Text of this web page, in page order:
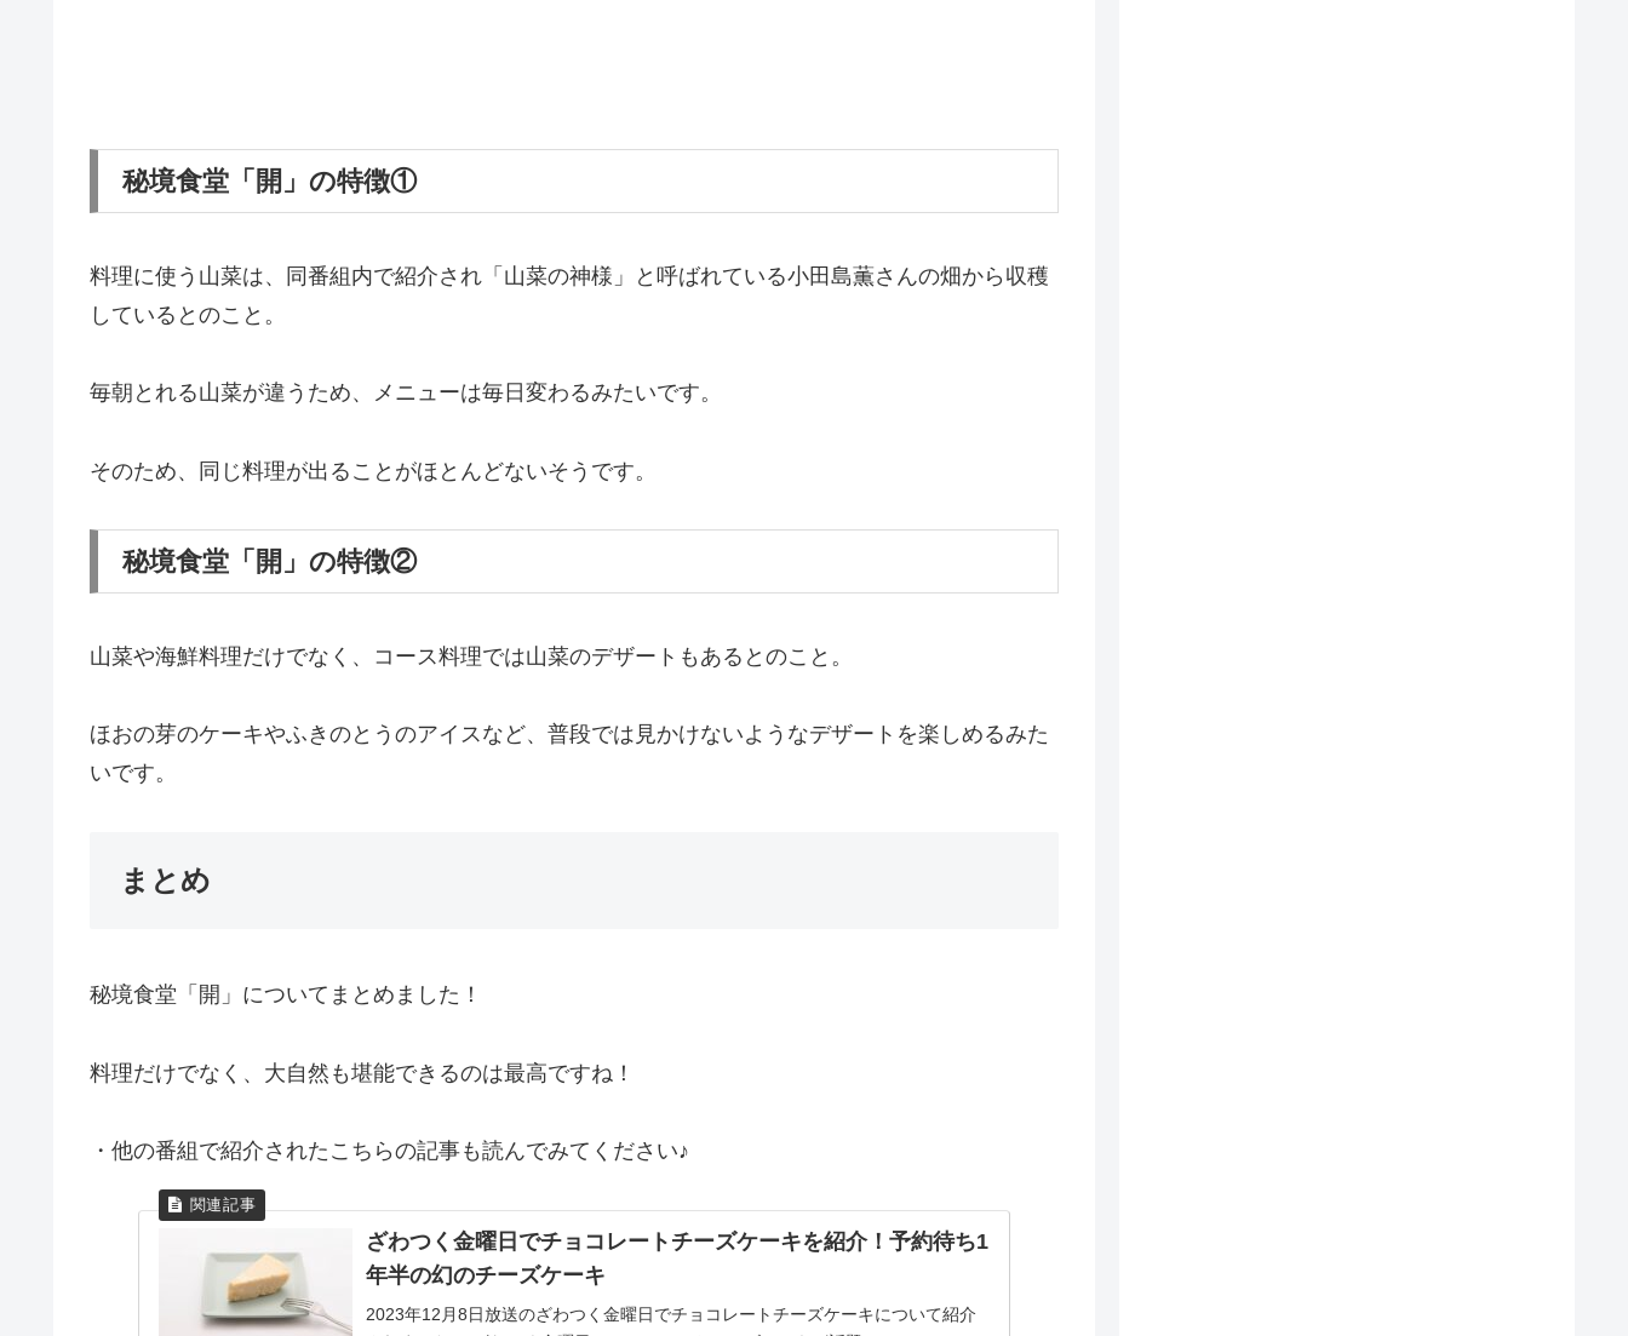
秘境食堂「開」の特徴①
料理に使う山菜は、同番組内で紹介され「山菜の神様」と呼ばれている小田島薫さんの畑から収穫
しているとのこと。
毎朝とれる山菜が違うため、メニューは毎日変わるみたいです。
そのため、同じ料理が出ることがほとんどないそうです。
秘境食堂「開」の特徴②
山菜や海鮮料理だけでなく、コース料理では山菜のデザートもあるとのこと。
ほおの芽のケーキやふきのとうのアイスなど、普段では見かけないようなデザートを楽しめるみた
いです。
まとめ
秘境食堂「開」についてまとめました！
料理だけでなく、大自然も堪能できるのは最高ですね！
・他の番組で紹介されたこちらの記事も読んでみてください♪
ざわつく金曜日でチョコレートチーズケーキを紹介！予約待ち1
年半の幻のチーズケーキ
2023年12月8日放送のざわつく金曜日でチョコレートチーズケーキについて紹介